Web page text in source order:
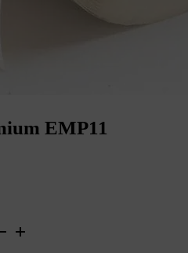
EMP11